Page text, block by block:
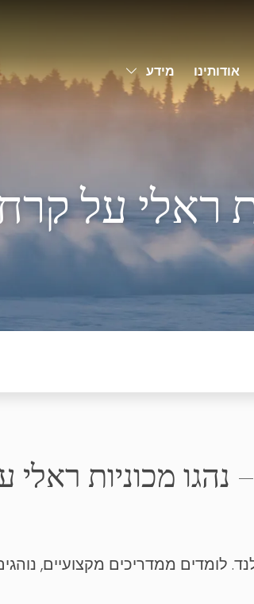
Toggleאודותינו מידע Toggle Dropdown
ראלי על
נהגו מכוניות
ממדריכים מקצועיים,